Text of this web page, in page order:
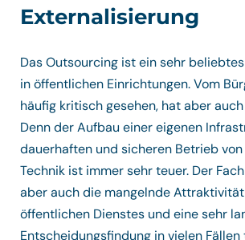
Externalisierung
Das Outsourcing ist ein sehr
in öffentlichen Einrichtungen. Vom
häufig kritisch gesehen, hat aber
Denn der Aufbau einer eigenen
dauerhaften und sicheren Betrieb
Technik ist immer sehr teuer. Der
aber auch die mangelnde
öffentlichen Dienstes und eine sehr
Entscheidungsfindung in vielen